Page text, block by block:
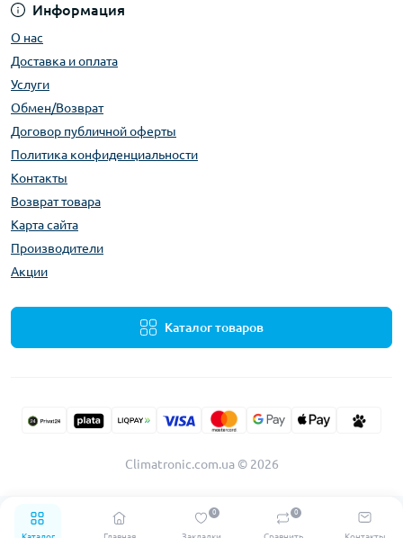
0 0
Информация
О нас
Доставка и оплата
Услуги
Обмен/Возврат
Договор публичной оферты
Политика конфиденциальности
Контакты
Возврат товара
Карта сайта
Производители
Акции
Каталог товаров
Climatronic.com.ua © 2026